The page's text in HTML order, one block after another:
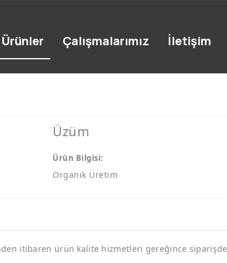
Üzüm
Ürün Bilgisi:
Organik Üretim
itibaren ürün kalite hizmetleri gereğince
Ürünler Çalışmalarımız İletişim